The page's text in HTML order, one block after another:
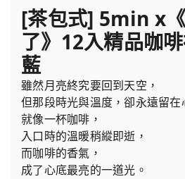
[茶包式] 5min x
了》12入精品咖
藍
雖然月亮終究要回到天空，
但那段時光與溫度，卻永遠留在
就像一杯咖啡，
入口時的溫暖稍縱即逝，
而咖啡的香氣，
成了心底最亮的一道光。